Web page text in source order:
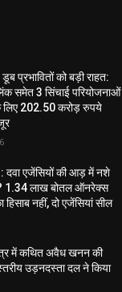
प्रभावितों को बड़ी राहत:
समेत 3 सिंचाई परियोजनाओं
लिए 202.50 करोड़ रुपये
दवा एजेंसियों की आड़ में नशे
1.34 लाख बोतल ऑनरेक्स
नहीं, दो एजेंसियां सील
में कथित अवैध खनन की
उड़नदस्ता दल ने किया